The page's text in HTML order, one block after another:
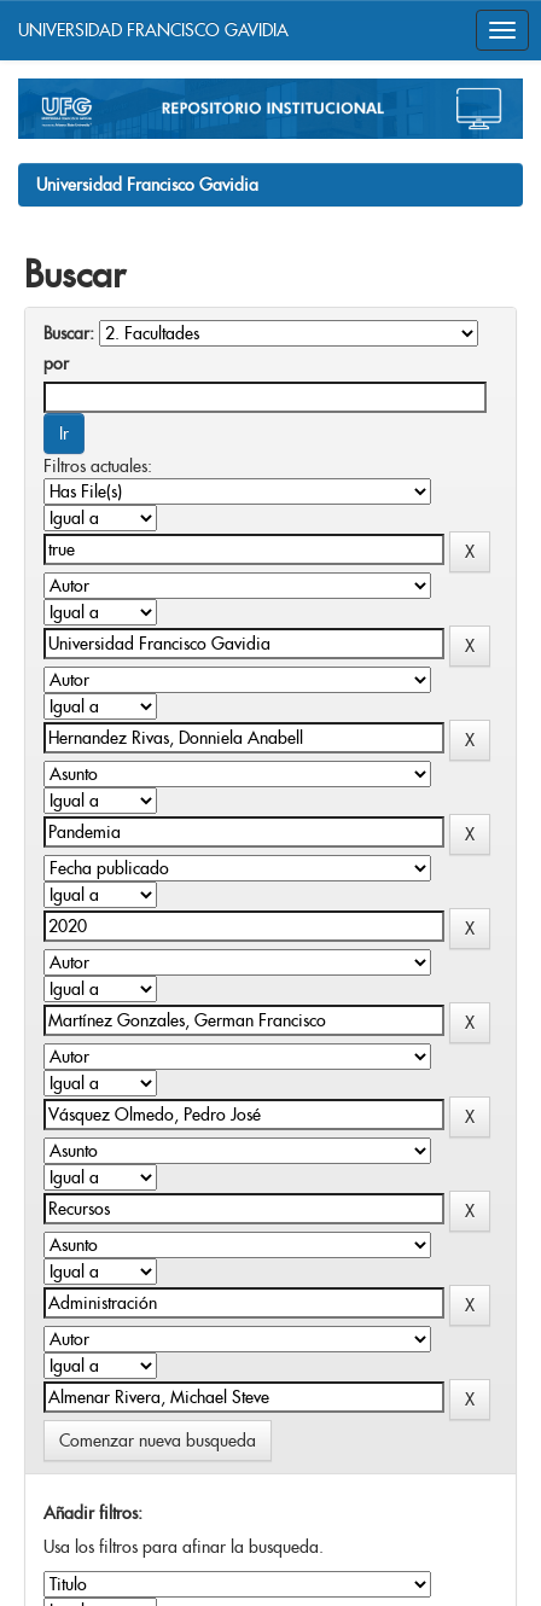
navigation
UNIVERSIDAD FRANCISCO GAVIDIA
Universidad Francisco Gavidia
Buscar
Buscar:
por
Filtros actuales:
Comenzar nueva busqueda
Añadir filtros:
Usa los filtros para afinar la busqueda.